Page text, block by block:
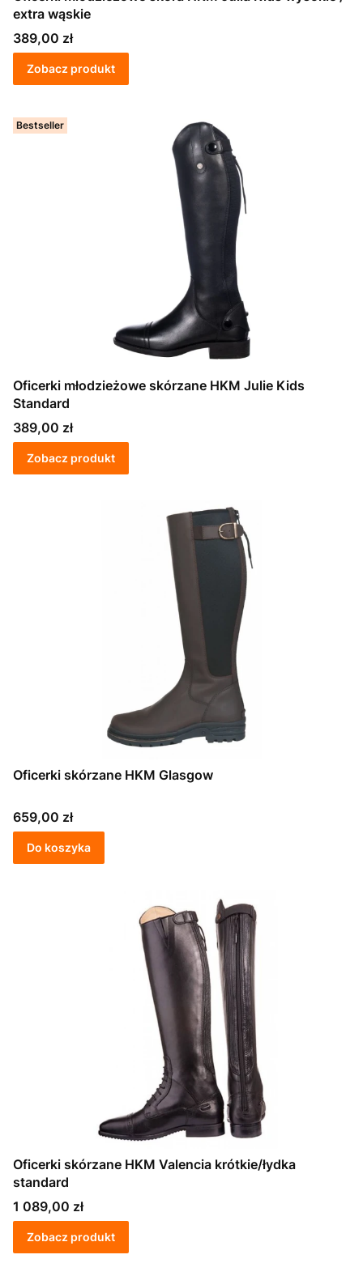
extra wąskie
Cena
389,00 zł
Zobacz produkt
Bestseller
Oficerki młodzieżowe skórzane HKM Julie Kids
Standard
Cena
389,00 zł
Zobacz produkt
Oficerki skórzane HKM Glasgow
Cena
659,00 zł
Do koszyka
Oficerki skórzane HKM Valencia krótkie/łydka
standard
Cena
1 089,00 zł
Zobacz produkt